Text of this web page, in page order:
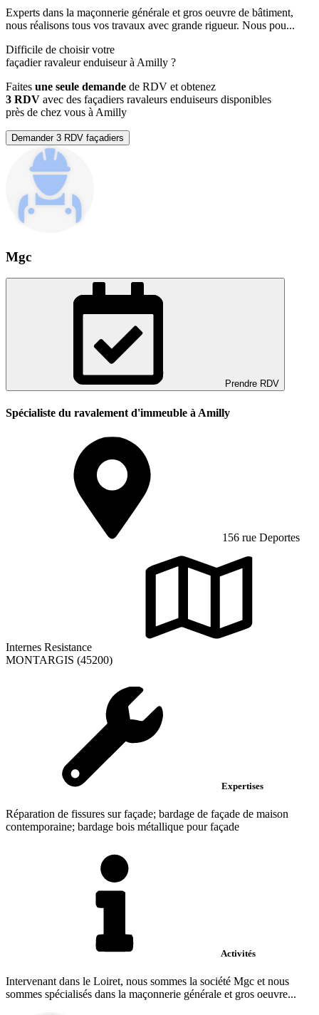
Experts dans la maçonnerie générale et gros oeuvre de bâtiment,
nous réalisons tous vos travaux avec grande rigueur. Nous pou...
Difficile de choisir votre
façadier ravaleur enduiseur à Amilly ?
Faites une seule demande de RDV et obtenez
3 RDV avec des façadiers ravaleurs enduiseurs disponibles
près de chez vous à Amilly
Demander 3 RDV façadiers
Mgc
Prendre RDV
Spécialiste du ravalement d'immeuble à Amilly
156 rue Deportes
Internes Resistance
MONTARGIS (45200)
Expertises
Réparation de fissures sur façade; bardage de façade de maison
contemporaine; bardage bois métallique pour façade
Activités
Intervenant dans le Loiret, nous sommes la société Mgc et nous
sommes spécialisés dans la maçonnerie générale et gros oeuvre...